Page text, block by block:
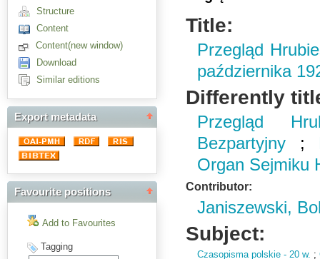
Structure
Content
Content(new window)
Download
Similar editions
Export metadata
Favourite positions
Add to Favourites
Tagging
Title:
Przegląd
października
Differently
Przegląd
Bezpartyjny ;
Organ Sejmiku
Contributor:
Janiszewski,
Subject:
Czasopisma polskie - 20 w. ;